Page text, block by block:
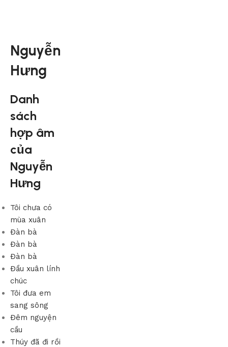
Nguyễn
Hưng
Danh
sách
hợp âm
của
Nguyễn
Hưng
Tôi chưa có
mùa xuân
Đàn bà
Đàn bà
Đàn bà
Đầu xuân lính
chúc
Tôi đưa em
sang sông
Đêm nguyện
cầu
Thúy đã đi rồi